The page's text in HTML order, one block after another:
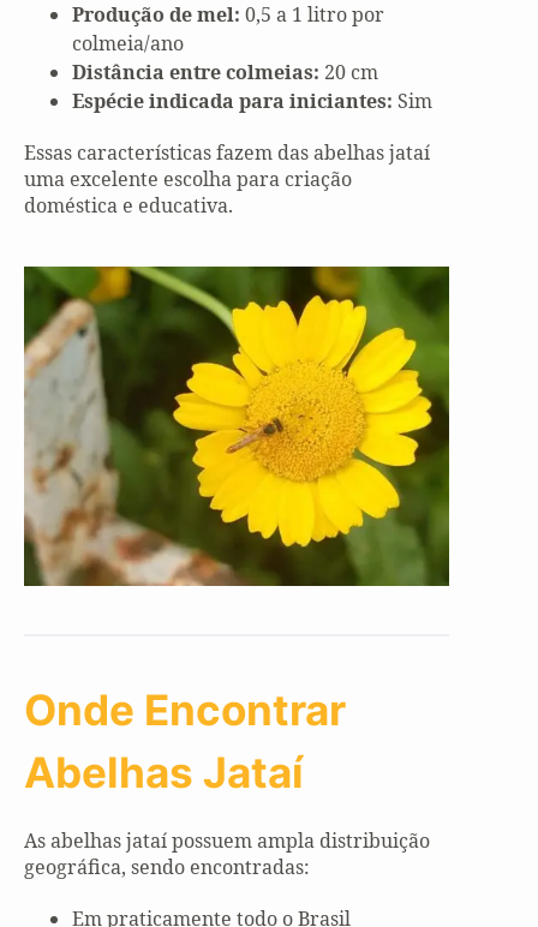
Produção de mel: 0,5 a 1 litro por
colmeia/ano
Distância entre colmeias: 20 cm
Espécie indicada para iniciantes: Sim
Essas características fazem das abelhas jataí
uma excelente escolha para criação
doméstica e educativa.
Onde Encontrar
Abelhas Jataí
As abelhas jataí possuem ampla distribuição
geográfica, sendo encontradas:
Em praticamente todo o Brasil